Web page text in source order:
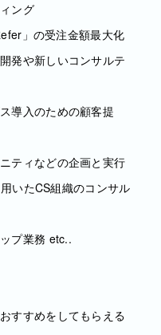
ング
」の受注金額最大化
発や新しいコンサルテ
導入のための顧客提
ティなどの企画と実行
いたCS組織のコンサル
プ業務 etc..
すすめをしてもらえる